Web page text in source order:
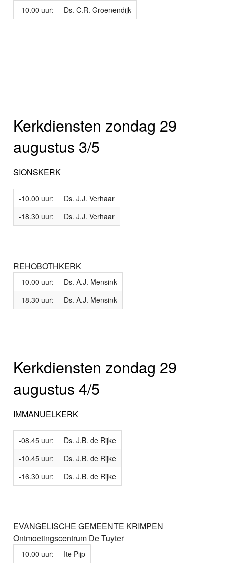
-10.00 uur: Ds. C.R. Groenendijk
Kerkdiensten zondag 29
augustus 3/5
SIONSKERK
-10.00 uur:
Ds. J.J. Verhaar
-18.30 uur:
Ds. J.J. Verhaar
REHOBOTHKERK
-10.00 uur:
Ds. A.J. Mensink
-18.30 uur:
Ds. A.J. Mensink
Kerkdiensten zondag 29
augustus 4/5
IMMANUELKERK
-08.45 uur:
Ds. J.B. de Rijke
-10.45 uur:
Ds. J.B. de Rijke
-16.30 uur:
Ds. J.B. de Rijke
EVANGELISCHE GEMEENTE KRIMPEN
Ontmoetingscentrum De Tuyter
-10.00 uur: Ite Pijp